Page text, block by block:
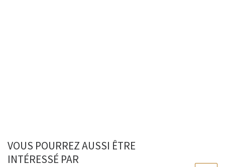
VOUS POURREZ AUSSI ÊTRE
INTÉRESSÉ PAR